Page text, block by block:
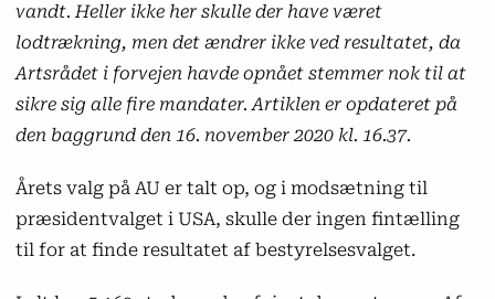
vandt. Heller ikke her skulle der have været
lodtrækning, men det ændrer ikke ved resultatet, da
Artsrådet i forvejen havde opnået stemmer nok til at
sikre sig alle fire mandater. Artiklen er opdateret på
den baggrund den 16. november 2020 kl. 16.37.
Årets valg på AU er talt op, og i modsætning til
præsidentvalget i USA, skulle der ingen fintælling
til for at finde resultatet af bestyrelsesvalget.